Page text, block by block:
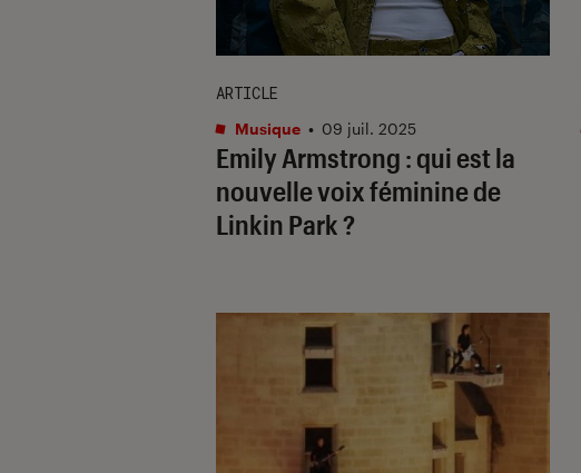
Emily Armstrong : qui est la
nouvelle voix féminine de
Linkin Park ?
ARTICLE
Musique • 09 juil. 2025